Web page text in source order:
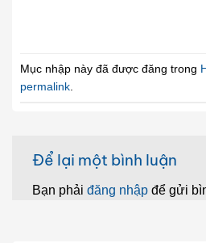
Mục nhập này đã được đăng trong
permalink
Để lại một bình luận
Bạn phải đăng nhập để gửi